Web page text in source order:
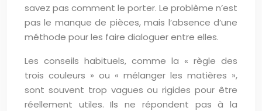
savez pas comment le porter. Le problème n’est
pas le manque de pièces, mais l’absence d’une
méthode pour les faire dialoguer entre elles.
Les conseils habituels, comme la « règle des
trois couleurs » ou « mélanger les matières »,
sont souvent trop vagues ou rigides pour être
réellement utiles. Ils ne répondent pas à la